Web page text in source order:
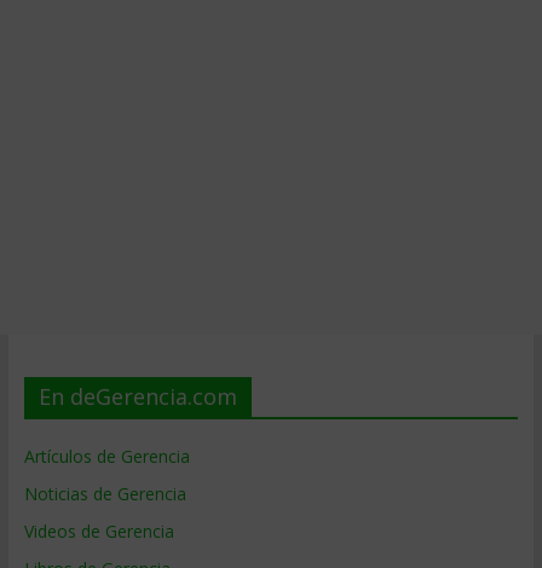
En deGerencia.com
Artículos de Gerencia
Noticias de Gerencia
Videos de Gerencia